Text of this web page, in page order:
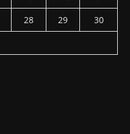
28 29
30